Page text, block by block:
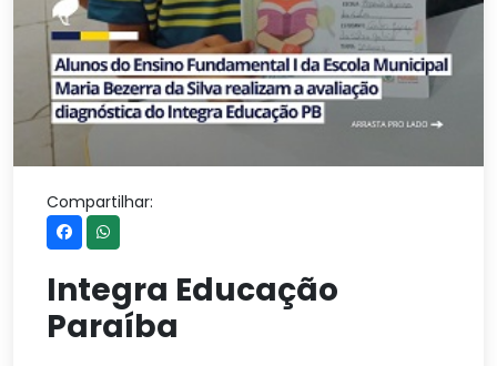
Compartilhar:
Integra Educação
Paraíba